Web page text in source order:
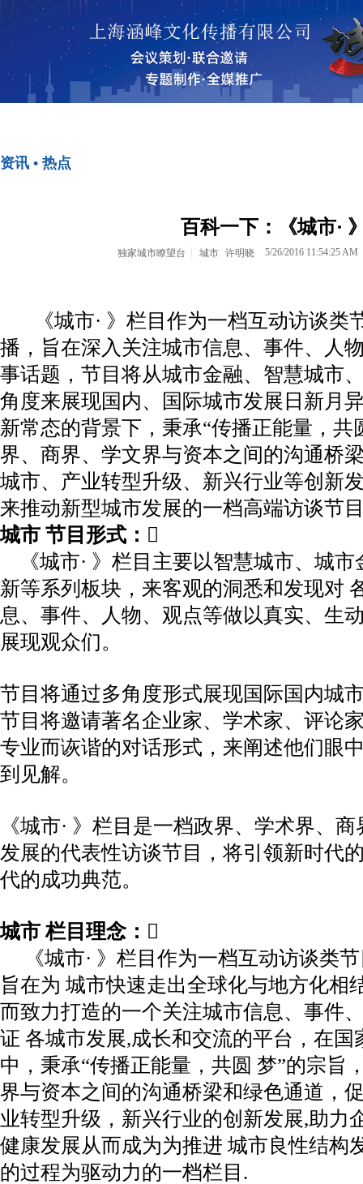
资讯 • 热点
百科一下：《城市·
独家城市瞭望台 城市 许明晓 5/26/2016 11:54:25 AM
《城市· 》栏目作为一档互动访谈
播，旨在深入关注城市信息、事件、人
事话题，节目将从城市金融、智慧城市
角度来展现国内、国际城市发展日新月
新常态的背景下，秉承“传播正能量，共
界、商界、学文界与资本之间的沟通桥
城市、产业转型升级、新兴行业等创新
来推动新型城市发展的一档高端访谈节
城市 节目形式：
《城市· 》栏目主要以智慧城市、城
新等系列板块，来客观的洞悉和发现对
息、事件、人物、观点等做以真实、生
展现观众们。
节目将通过多角度形式展现国际国内城
节目将邀请著名企业家、学术家、评论
专业而诙谐的对话形式，来阐述他们眼
到见解。
《城市· 》栏目是一档政界、学术界、
发展的代表性访谈节目，将引领新时代
代的成功典范。
城市 栏目理念：
《城市· 》栏目作为一档互动访谈类
旨在为 城市快速走出全球化与地方化相
而致力打造的一个关注城市信息、事件
证 各城市发展,成长和交流的平台，在
中，秉承“传播正能量，共圆 梦”的宗旨
界与资本之间的沟通桥梁和绿色通道，
业转型升级，新兴行业的创新发展,助力
健康发展从而成为为推进 城市良性结构
的过程为驱动力的一档栏目.